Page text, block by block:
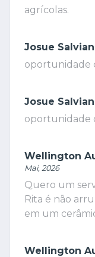
agrícolas.
Josue
oportunidade
Josue
oportunidade
Wellington
Mai, 2026
Quero um
Rita é não
em um
Wellington